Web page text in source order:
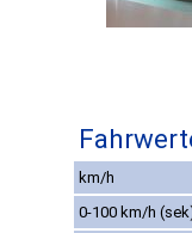
km/h
0-100 km/h